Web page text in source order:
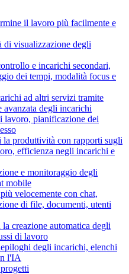
il lavoro più facilmente e
di visualizzazione degli
e incarichi secondari,
dei tempi, modalità focus e
ad altri servizi tramite
avanzata degli incarichi
lavoro, pianificazione dei
la produttività con rapporti sugli
efficienza negli incarichi e
e monitoraggio degli
mobile
velocemente con chat,
di file, documenti, utenti
creazione automatica degli
di lavoro
degli incarichi, elenchi
l'IA